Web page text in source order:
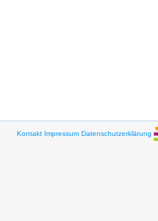
Kontakt Impressum Datenschutzerklärung